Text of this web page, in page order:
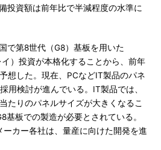
投資額は前年比で半減程度の水準に
で第8世代（G8）基板を用いた
）投資が本格化することから、前年
想した。現在、PCなどIT製品のパネ
用検討が進んでいる。IT製品では、
たりのパネルサイズが大きくなるこ
基板での製造が必要とされている。
ーカー各社は、量産に向けた開発を進